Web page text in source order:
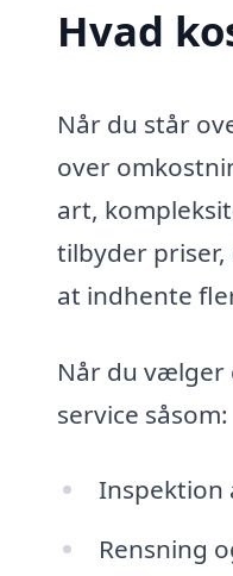
Hvad
Når du står
over
art,
tilbyder priser,
at indhente
Når du vælger
service såsom:
Inspektion
Rensning